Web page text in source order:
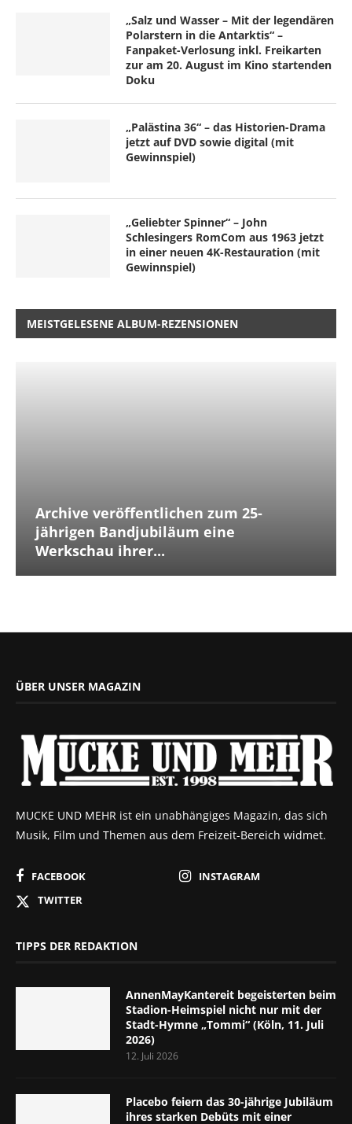
„Salz und Wasser – Mit der legendären
Polarstern in die Antarktis“ –
Fanpaket-Verlosung inkl. Freikarten
zur am 20. August im Kino startenden
Doku
„Palästina 36“ – das Historien-Drama
jetzt auf DVD sowie digital (mit
Gewinnspiel)
„Geliebter Spinner“ – John
Schlesingers RomCom aus 1963 jetzt
in einer neuen 4K-Restauration (mit
Gewinnspiel)
MEISTGELESENE ALBUM-REZENSIONEN
Archive veröffentlichen zum 25-
jährigen Bandjubiläum eine
Werkschau ihrer...
ÜBER UNSER MAGAZIN
MUCKE UND MEHR ist ein unabhängiges Magazin, das sich
Musik, Film und Themen aus dem Freizeit-Bereich widmet.
FACEBOOK
INSTAGRAM
TWITTER
TIPPS DER REDAKTION
AnnenMayKantereit begeisterten beim
Stadion-Heimspiel nicht nur mit der
Stadt-Hymne „Tommi“ (Köln, 11. Juli
2026)
12. Juli 2026
Placebo feiern das 30-jährige Jubiläum
ihres starken Debüts mit einer